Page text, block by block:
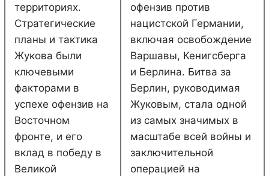
территориях.
Стратегические
планы и тактика
Жукова были
ключевыми
факторами в
успехе офензив на
Восточном
фронте, и его
вклад в победу в
Великой
офензив против
нацистской Германии,
включая освобождение
Варшавы, Кенигсберга
и Берлина. Битва за
Берлин, руководимая
Жуковым, стала одной
из самых значимых в
масштабе всей войны и
заключительной
операцией на